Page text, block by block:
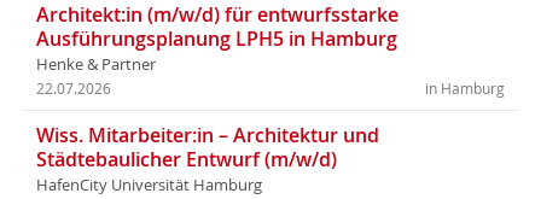
Architekt:in (m/w/d) für entwurfsstarke
Ausführungsplanung LPH5 in Hamburg
Henke & Partner
in Hamburg
22.07.2026
Wiss. Mitarbeiter:in – Architektur und
Städtebaulicher Entwurf (m/w/d)
HafenCity Universität Hamburg